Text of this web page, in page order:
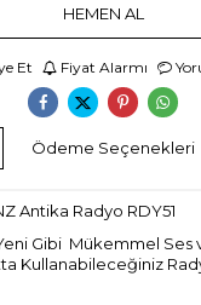
HEMEN AL
Et Fiyat Alarmı
Ödeme Seçenekleri
Antika Radyo RDY51
Gibi Mükemmel Ses
Kullanabileceğiniz